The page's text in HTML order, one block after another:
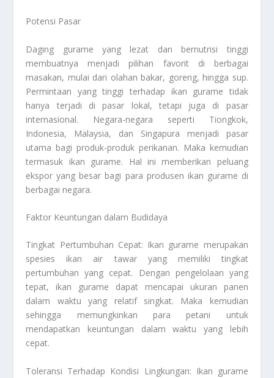
Potensi Pasar
Daging gurame yang lezat dan bernutrisi tinggi
membuatnya menjadi pilihan favorit di berbagai
masakan, mulai dari olahan bakar, goreng, hingga sup.
Permintaan yang tinggi terhadap ikan gurame tidak
hanya terjadi di pasar lokal, tetapi juga di pasar
internasional. Negara-negara seperti Tiongkok,
Indonesia, Malaysia, dan Singapura menjadi pasar
utama bagi produk-produk perikanan. Maka kemudian
termasuk ikan gurame. Hal ini memberikan peluang
ekspor yang besar bagi para produsen ikan gurame di
berbagai negara.
Faktor Keuntungan dalam Budidaya
Tingkat Pertumbuhan Cepat: Ikan gurame merupakan
spesies ikan air tawar yang memiliki tingkat
pertumbuhan yang cepat. Dengan pengelolaan yang
tepat, ikan gurame dapat mencapai ukuran panen
dalam waktu yang relatif singkat. Maka kemudian
sehingga memungkinkan para petani untuk
mendapatkan keuntungan dalam waktu yang lebih
cepat.
Toleransi Terhadap Kondisi Lingkungan: Ikan gurame